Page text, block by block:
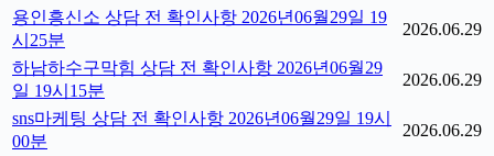
용인흥신소 상담 전 확인사항 2026년06월29일 19
시25분
2026.06.29
하남하수구막힘 상담 전 확인사항 2026년06월29
일 19시15분
2026.06.29
sns마케팅 상담 전 확인사항 2026년06월29일 19시
00분
2026.06.29